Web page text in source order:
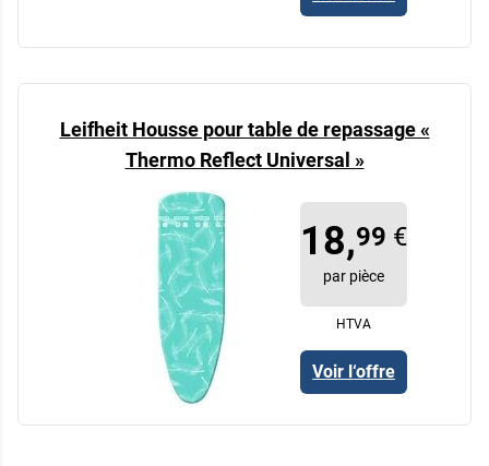
Leifheit Housse pour table de repassage «
Thermo Reflect Universal »
18,99 €
par pièce
HTVA
Voir l‘offre